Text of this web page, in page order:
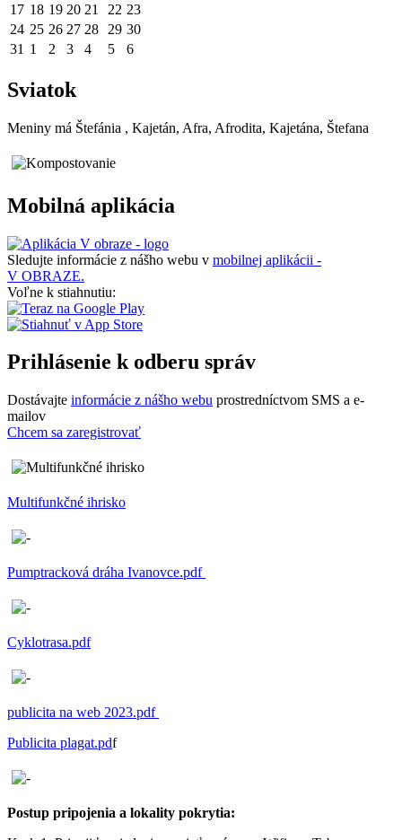
17 18 19 20 21 22 23
24 25 26 27 28 29 30
31 1 2 3 4 5 6
Sviatok
Meniny má Štefánia , Kajetán, Afra, Afrodita, Kajetána, Štefana
Mobilná aplikácia
Sledujte informácie z nášho webu v mobilnej aplikácii -
V OBRAZE.
Voľne k stiahnutiu:
Prihlásenie k odberu správ
Dostávajte informácie z nášho webu prostredníctvom SMS a e-
mailov
Chcem sa zaregistrovať
Multifunkčné ihrisko
Pumptracková dráha Ivanovce.pdf
Cyklotrasa.pdf
publicita na web 2023.pdf
Publicita plagat.pdf
Postup pripojenia a lokality pokrytia: